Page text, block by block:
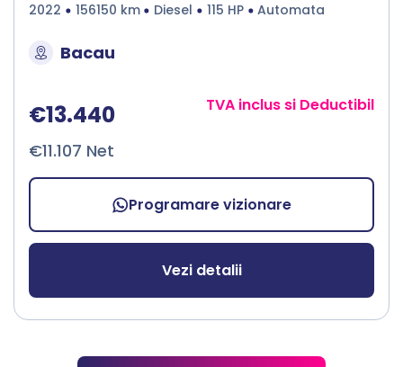
2022 156150 km Diesel 115 HP Automata
Bacau
€13.440
€11.107 Net
TVA inclus si Deductibil
Programare vizionare
Vezi detalii